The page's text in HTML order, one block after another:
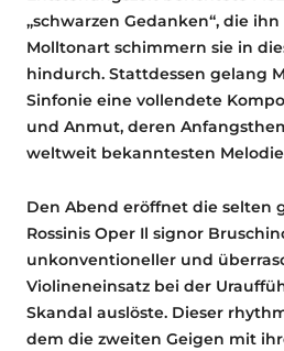
„schwarzen Gedanken“, die
Molltonart schimmern sie in
hindurch. Stattdessen gelang
Sinfonie eine vollendete
und Anmut, deren
weltweit bekanntesten
Den Abend eröffnet die selten
Rossinis Oper Il signor
unkonventioneller und
Violineneinsatz bei der
Skandal auslöste. Dieser
dem die zweiten Geigen mit